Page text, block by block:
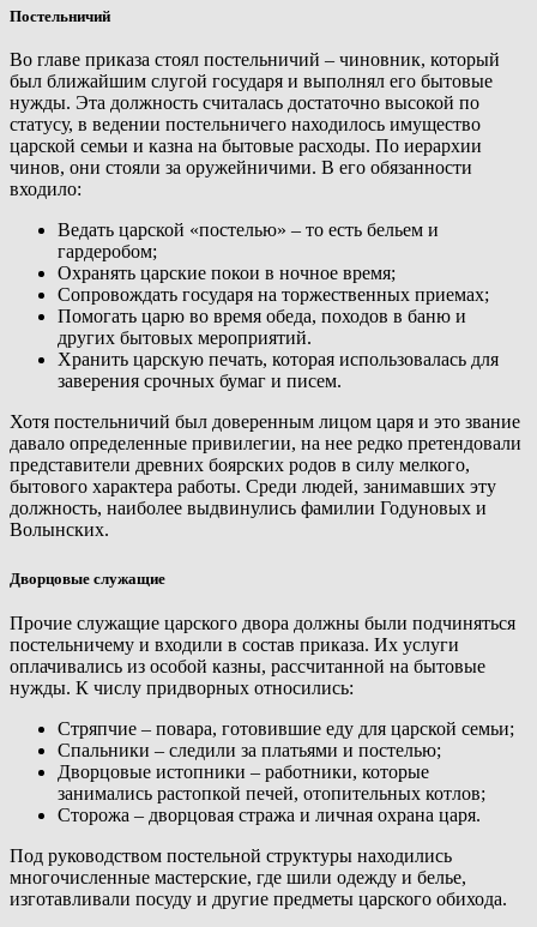
Постельничий
Во главе приказа стоял постельничий – чиновник, который
был ближайшим слугой государя и выполнял его бытовые
нужды. Эта должность считалась достаточно высокой по
статусу, в ведении постельничего находилось имущество
царской семьи и казна на бытовые расходы. По иерархии
чинов, они стояли за оружейничими. В его обязанности
входило:
Ведать царской «постелью» – то есть бельем и
гардеробом;
Охранять царские покои в ночное время;
Сопровождать государя на торжественных приемах;
Помогать царю во время обеда, походов в баню и
других бытовых мероприятий.
Хранить царскую печать, которая использовалась для
заверения срочных бумаг и писем.
Хотя постельничий был доверенным лицом царя и это звание
давало определенные привилегии, на нее редко претендовали
представители древних боярских родов в силу мелкого,
бытового характера работы. Среди людей, занимавших эту
должность, наиболее выдвинулись фамилии Годуновых и
Волынских.
Дворцовые служащие
Прочие служащие царского двора должны были подчиняться
постельничему и входили в состав приказа. Их услуги
оплачивались из особой казны, рассчитанной на бытовые
нужды. К числу придворных относились:
Стряпчие – повара, готовившие еду для царской семьи;
Спальники – следили за платьями и постелью;
Дворцовые истопники – работники, которые
занимались растопкой печей, отопительных котлов;
Сторожа – дворцовая стража и личная охрана царя.
Под руководством постельной структуры находились
многочисленные мастерские, где шили одежду и белье,
изготавливали посуду и другие предметы царского обихода.